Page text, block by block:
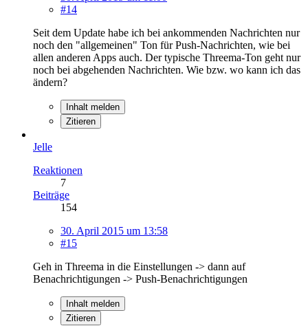
#14
Seit dem Update habe ich bei ankommenden Nachrichten nur
noch den "allgemeinen" Ton für Push-Nachrichten, wie bei
allen anderen Apps auch. Der typische Threema-Ton geht nur
noch bei abgehenden Nachrichten. Wie bzw. wo kann ich das
ändern?
Inhalt melden
Zitieren
Jelle
Reaktionen
7
Beiträge
154
30. April 2015 um 13:58
#15
Geh in Threema in die Einstellungen -> dann auf
Benachrichtigungen -> Push-Benachrichtigungen
Inhalt melden
Zitieren